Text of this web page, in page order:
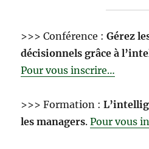
>>> Conférence :Gérez
décisionnels grâce à
Pour vous inscrire…
>>> Formation :
les managers.Pour vous